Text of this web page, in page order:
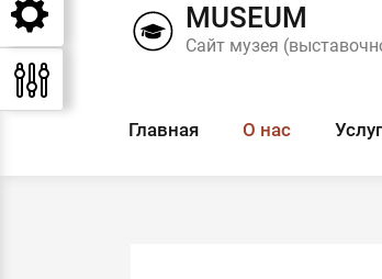
MUSEUM
Сайт музея
Главная О нас